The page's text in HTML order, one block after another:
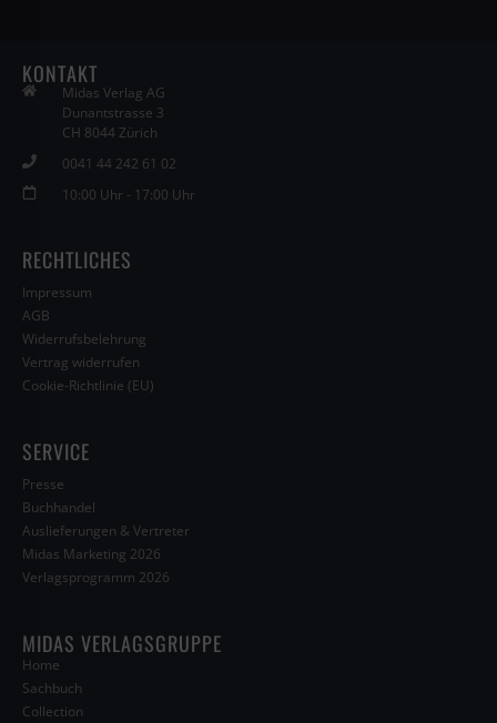
KONTAKT
Midas Verlag AG
Dunantstrasse 3
CH 8044 Zürich
0041 44 242 61 02
10:00 Uhr - 17:00 Uhr
RECHTLICHES
Impressum
AGB
Widerrufsbelehrung
Vertrag widerrufen
Cookie-Richtlinie (EU)
SERVICE
Presse
Buchhandel
Auslieferungen & Vertreter
Midas Marketing 2026
Verlagsprogramm 2026
MIDAS VERLAGSGRUPPE
Home
Sachbuch
Collection